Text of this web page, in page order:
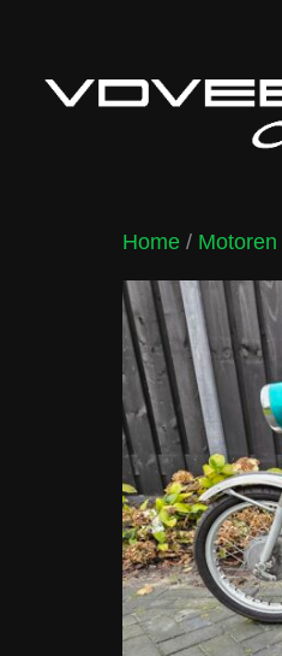
Home / Motoren